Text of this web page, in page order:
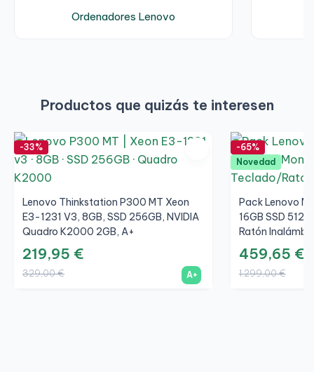
Ordenadores Lenovo
Productos que quizás te interesen
-33%
Lenovo Thinkstation P300 MT Xeon
E3-1231 V3, 8GB, SSD 256GB, NVIDIA
Quadro K2000 2GB, A+
219,95 €
329,00 € A+
-65%
Novedad
Pack Lenovo
16GB SSD
Ratón
459,65 €
1.299,00 €